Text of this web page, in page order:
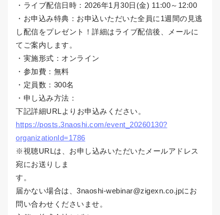
・ライブ配信日時：2026年1月30日(金) 11:00～12:00
・お申込み特典：お申込いただいた全員に1週間の見逃
し配信をプレゼント！詳細はライブ配信後、メールに
てご案内します。
・実施形式：オンライン
・参加費：無料
・定員数：300名
・申し込み方法：
下記詳細URLよりお申込みください。
https://posts.3naoshi.com/event_20260130?
organizationId=1786
※視聴URLは、お申し込みいただいたメールアドレス
宛にお送りしま
す。
届かない場合は、3naoshi-webinar@zigexn.co.jpにお
問い合わせくださいませ。